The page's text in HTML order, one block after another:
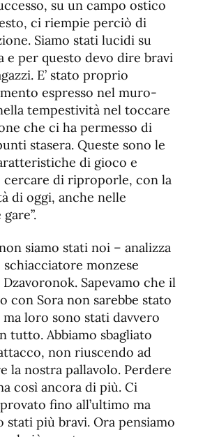
su un campo ostico
ci riempie perciò di
Siamo stati lucidi su
e per questo devo dire bravi
E’ stato proprio
espresso nel muro-
tempestività nel toccare
che ci ha permesso di
stasera. Queste sono le
di gioco e
cercare di riproporle, con la
di oggi, anche nelle
siamo stati noi – analizza
monzese
Sapevamo che il
con Sora non sarebbe stato
ma loro sono stati davvero
tutto. Abbiamo sbagliato
non riuscendo ad
la nostra pallavolo. Perdere
così ancora di più. Ci
fino all’ultimo ma
stati più bravi. Ora pensiamo